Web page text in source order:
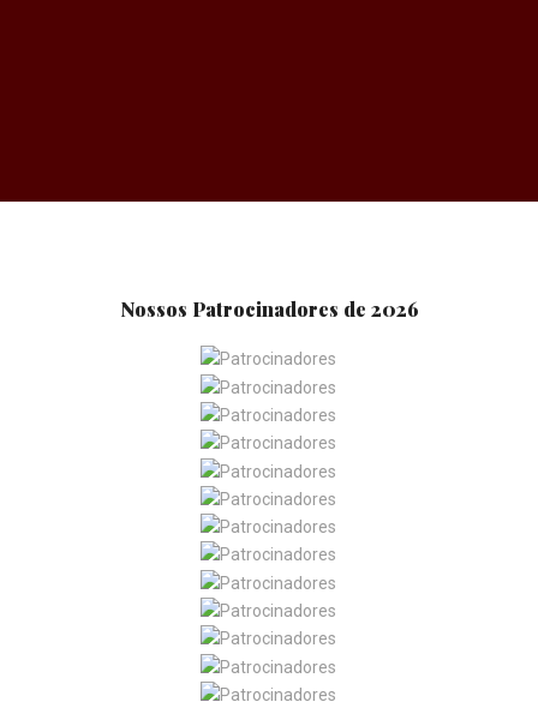
Nossos Patrocinadores de 2026